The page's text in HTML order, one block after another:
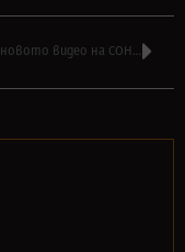
Гледайте новото видео на COHEED AND CAMBRIA – ‘Shoulders’